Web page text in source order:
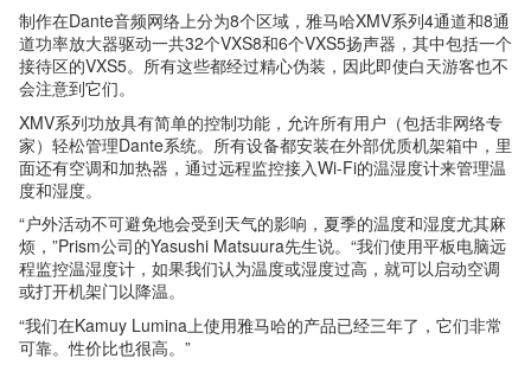
制作在Dante音频网络上分为8个区域，雅马哈XMV系列4通道和8通
道功率放大器驱动一共32个VXS8和6个VXS5扬声器，其中包括一个
接待区的VXS5。所有这些都经过精心伪装，因此即使白天游客也不
会注意到它们。
XMV系列功放具有简单的控制功能，允许所有用户（包括非网络专
家）轻松管理Dante系统。所有设备都安装在外部优质机架箱中，里
面还有空调和加热器，通过远程监控接入Wi-Fi的温湿度计来管理温
度和湿度。
“户外活动不可避免地会受到天气的影响，夏季的温度和湿度尤其麻
烦，”Prism公司的Yasushi Matsuura先生说。“我们使用平板电脑远
程监控温湿度计，如果我们认为温度或湿度过高，就可以启动空调
或打开机架门以降温。
“我们在Kamuy Lumina上使用雅马哈的产品已经三年了，它们非常
可靠。性价比也很高。”